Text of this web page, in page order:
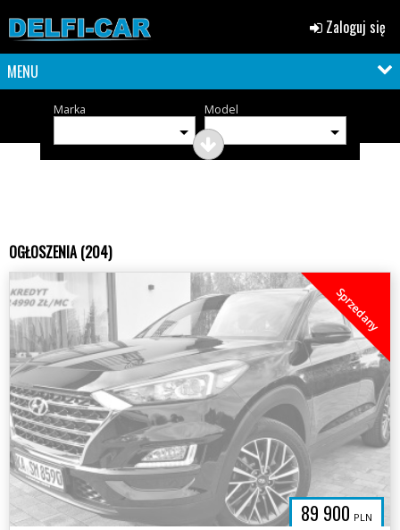
Zaloguj się
MENU
Marka Model
OGŁOSZENIA (204)
89 900 PLN
Sprzedany